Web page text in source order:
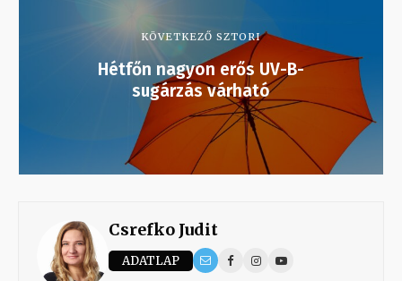
KÖVETKEZŐ SZTORI
Hétfőn nagyon erős UV-B-
sugárzás várható
Csrefko Judit
ADATLAP